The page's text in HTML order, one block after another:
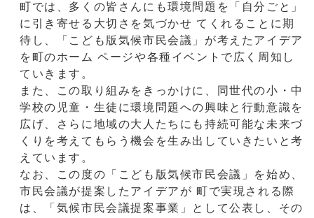
町では、多くの皆さんにも環境問題を「自分ごと」
に引き寄せる大切さを気づかせ てくれることに期
待し、「こども版気候市民会議」が考えたアイデア
を町のホーム ページや各種イベントで広く周知し
ていきます。
また、この取り組みをきっかけに、同世代の小・中
学校の児童・生徒に環境問題への興味と行動意識を
広げ、さらに地域の大人たちにも持続可能な未来づ
くりを考えてもらう機会を生み出していきたいと考
えています。
なお、この度の「こども版気候市民会議」を始め、
市民会議が提案したアイデアが 町で実現される際
は、「気候市民会議提案事業」として公表し、その